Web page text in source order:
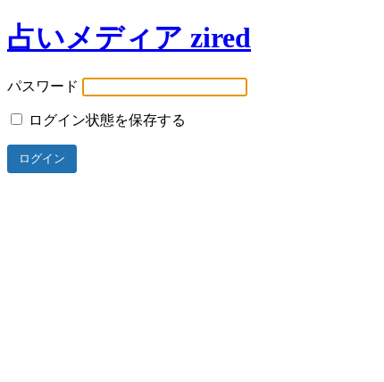
占いメディア zired
パスワード
ログイン状態を保存する